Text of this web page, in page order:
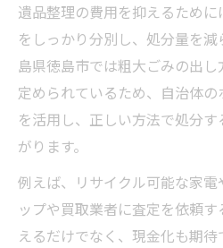
遺品整理の費用を抑えるため
をしっかり分別し、処分量を
島県徳島市では粗大ごみの出し
定められているため、自治体
を活用し、正しい方法で処分
がります。
例えば、リサイクル可能な家
ップや買取業者に査定を依頼
えるだけでなく、現金化も期